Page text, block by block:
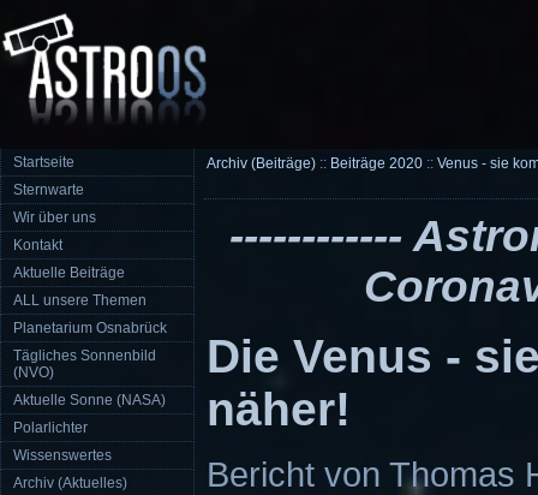
Startseite
Sternwarte
Wir über uns
Kontakt
Aktuelle Beiträge
ALL unsere Themen
Planetarium Osnabrück
Tägliches Sonnenbild
(NVO)
Aktuelle Sonne (NASA)
Polarlichter
Wissenswertes
Archiv (Aktuelles)
Archiv (Beiträge) :: Beiträge 2020 :: Venus - sie
------------
Die Venus -
näher!
Bericht von Thomas